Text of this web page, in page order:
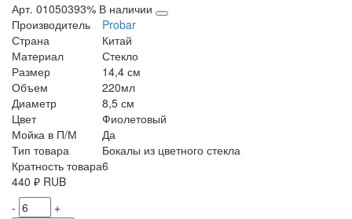
Арт. 01050393% В наличии
Производитель
Probar
Страна
Китай
Материал
Стекло
Размер
14,4 см
Объем
220мл
Диаметр
8,5 см
Цвет
Фиолетовый
Мойка в П/М
Да
Тип товара
Бокалы из цветного стекла
Кратность товара6
440 ₽ RUB
-
+